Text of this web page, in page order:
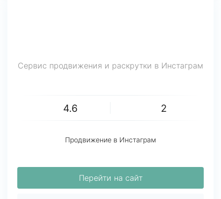
Сервис продвижения и раскрутки в Инстаграм
4.6 2
Продвижение в Инстаграм
Перейти на сайт